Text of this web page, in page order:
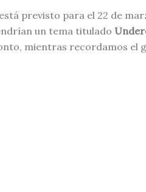
previsto para el 22 de
un tema titulado
mientras recordamos el